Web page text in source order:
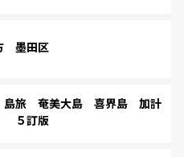
墨田区
島旅 奄美大島 喜界島 加計
５訂版